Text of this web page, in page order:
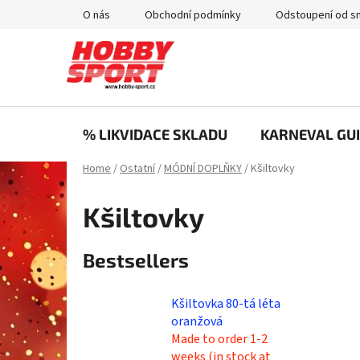
O nás Obchodní podmínky Odstoupení od
% LIKVIDACE SKLADU KARNEVAL
Home/Ostatní/MÓDNÍ DOPLŇKY/Kšiltovky
Kšiltovky
Bestsellers
Kšiltovka 80-tá léta
oranžová
Made to order 1-2